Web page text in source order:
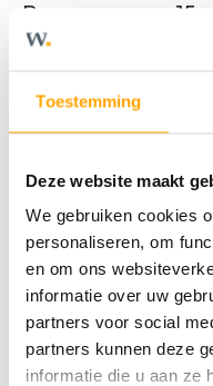
Toestemming
Deze website maakt
We gebruiken cookies
personaliseren, om
en om ons
informatie over uw
partners voor social
partners kunnen deze
informatie die u aan ze
Bouwnummer 15
Ligging in
- Twee
- Royale keuken
- Extra badkamer
- Groot overdekt
- Keuken naar
- Inclusief
- Separaat toilet
- Duurzaam